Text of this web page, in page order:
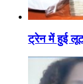
ट्रेन में हुई